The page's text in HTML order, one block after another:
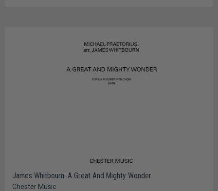
James Whitbourn: A Great And Mighty Wonder
Chester Music